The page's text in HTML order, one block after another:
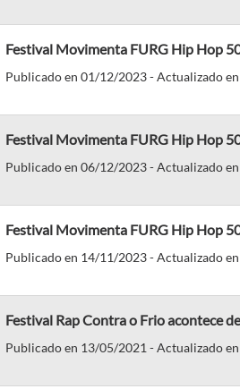
Festival Movimenta FURG Hip Hop
Publicado en 01/12/2023 - Actualizado
Festival Movimenta FURG Hip Hop
Publicado en 06/12/2023 - Actualizado
Festival Movimenta FURG Hip Hop
Publicado en 14/11/2023 - Actualizado
Festival Rap Contra o Frio acontece
Publicado en 13/05/2021 - Actualizado